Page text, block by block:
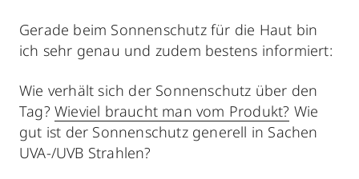
Gerade beim Sonnenschutz für die Haut bin
ich sehr genau und zudem bestens informiert:
Wie verhält sich der Sonnenschutz über den
Tag? Wieviel braucht man vom Produkt? Wie
gut ist der Sonnenschutz generell in Sachen
UVA-/UVB Strahlen?